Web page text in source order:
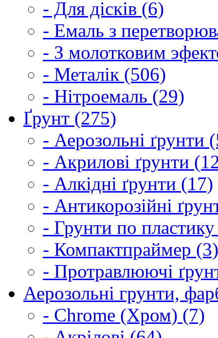
- Для дісків (6)
- Емаль з
- З молотковим
- Металік (506)
- Нітроемаль (29)
Ґрунт (275)
- Аерозольні ґрунти
- Акрилові ґрунти
- Алкідні ґрунти (17)
- Антикорозійні
- Грунти по
- Компактпраймер (3)
- Протравлюючі
Аерозольні грунти,
- Chrome (Хром) (7)